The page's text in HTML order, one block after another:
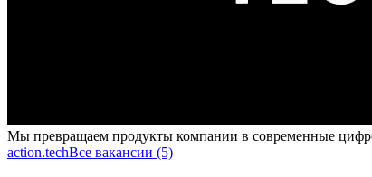
Мы превращаем продукты компании в современные
action.techВсе вакансии (5)